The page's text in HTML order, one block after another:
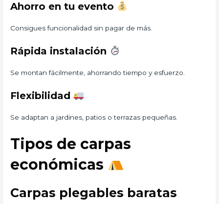
Ahorro en tu evento
Consigues funcionalidad sin pagar de más.
Rápida instalación
Se montan fácilmente, ahorrando tiempo y esfuerzo.
Flexibilidad
Se adaptan a jardines, patios o terrazas pequeñas.
Tipos de carpas
económicas
Carpas plegables baratas